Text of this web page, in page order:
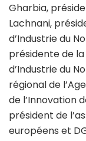
Gharbia,
Lachnani,
d’Industrie du
présidente de
d’Industrie du
régional de
de l’Innovation
président de
européens et